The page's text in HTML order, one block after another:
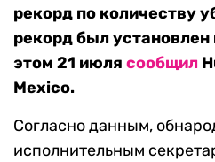
рекорд по количеству
рекорд был установлен
этом 21 июля сообщил
Mexico.
Согласно данным,
исполнительным